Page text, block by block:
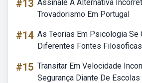
#13 Assinale A Alternativa
Trovadorismo Em Portugal
#14 As Teorias Em Psicologia Se
Diferentes Fontes Filosoficas
#15 Transitar Em Velocidade
Segurança Diante De Escolas